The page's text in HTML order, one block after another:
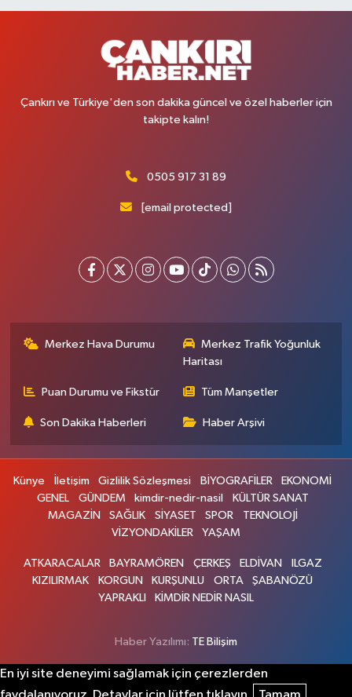
Çankırı ve Türkiye'den son dakika güncel ve özel haberler için
takipte kalın!
0505 917 31 89
[email protected]
Merkez Hava Durumu
Merkez Trafik Yoğunluk
Haritası
Puan Durumu ve Fikstür Tüm Manşetler
Son Dakika Haberleri Haber Arşivi
Künye İletişim Gizlilik Sözleşmesi BİYOGRAFİLER
EKONOMİ
GENEL
GÜNDEM kimdir-nedir-nasil
KÜLTÜR SANAT
MAGAZİN
SAĞLIK SİYASET SPOR
TEKNOLOJİ
VİZYONDAKİLER
YAŞAM
ATKARACALAR BAYRAMÖREN ÇERKEŞ ELDİVAN
ILGAZ
KIZILIRMAK
KORGUN KURŞUNLU ORTA
ŞABANÖZÜ
YAPRAKLI
KİMDİR NEDİR NASIL
Haber Yazılımı: TE Bilişim
En iyi site deneyimi sağlamak için çerezlerden